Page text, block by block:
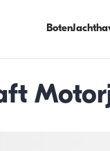
Boten